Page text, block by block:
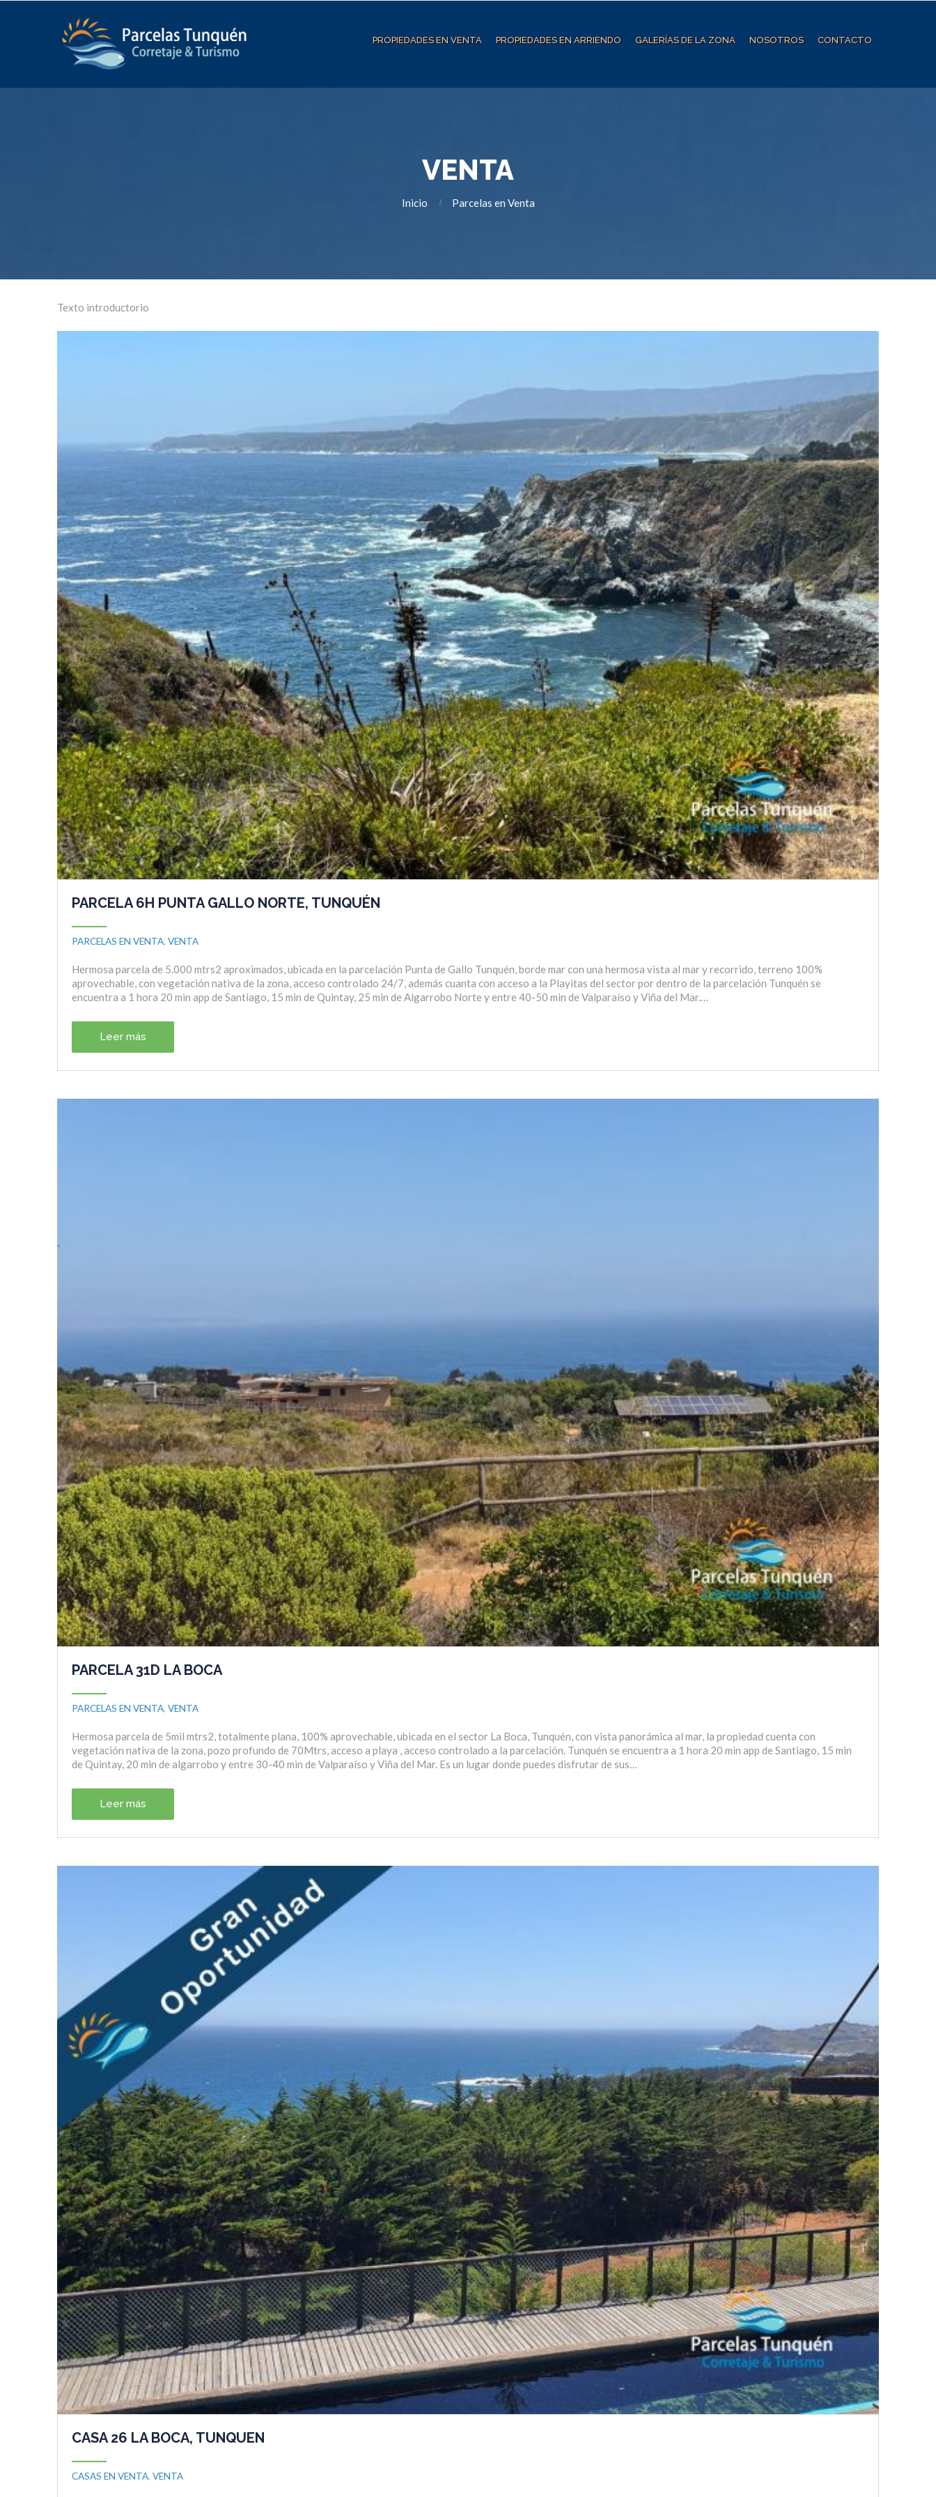
PROPIEDADES EN VENTA PROPIEDADES EN ARRIENDO GALERÍAS DE LA ZONA NOSOTROS CONTACTO
VENTA
Inicio Parcelas en Venta
Texto introductorio
PARCELA 6H PUNTA GALLO NORTE, TUNQUÉN
PARCELAS EN VENTA, VENTA
Hermosa parcela de 5.000 mtrs2 aproximados, ubicada en la parcelación Punta de Gallo Tunquén, borde mar con una hermosa vista al mar y recorrido, terreno 100%
aprovechable, con vegetación nativa de la zona, acceso controlado 24/7, además cuanta con acceso a la Playitas del sector por dentro de la parcelación Tunquén se
encuentra a 1 hora 20 min app de Santiago, 15 min de Quintay, 25 min de Algarrobo Norte y entre 40-50 min de Valparaíso y Viña del Mar.…
Leer más
PARCELA 31D LA BOCA
PARCELAS EN VENTA, VENTA
Hermosa parcela de 5mil mtrs2, totalmente plana, 100% aprovechable, ubicada en el sector La Boca, Tunquén, con vista panorámica al mar, la propiedad cuenta con
vegetación nativa de la zona, pozo profundo de 70Mtrs, acceso a playa , acceso controlado a la parcelación. Tunquén se encuentra a 1 hora 20 min app de Santiago, 15 min
de Quintay, 20 min de algarrobo y entre 30-40 min de Valparaíso y Viña del Mar. Es un lugar donde puedes disfrutar de sus…
Leer más
CASA 26 LA BOCA, TUNQUEN
CASAS EN VENTA, VENTA